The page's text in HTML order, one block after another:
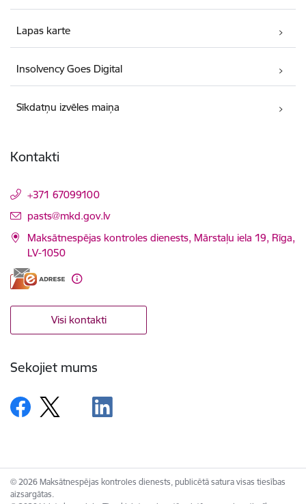
Lapas karte
Insolvency Goes Digital
Sīkdatņu izvēles maiņa
Kontakti
+371 67099100
E-pasts:
pasts@mkd.gov.lv
Maksātnespējas kontroles dienests, Mārstaļu iela 19, Rīga,
LV-1050
Visi kontakti
Sekojiet mums
© 2026 Maksātnespējas kontroles dienests, publicētā satura visas tiesības
aizsargātas.